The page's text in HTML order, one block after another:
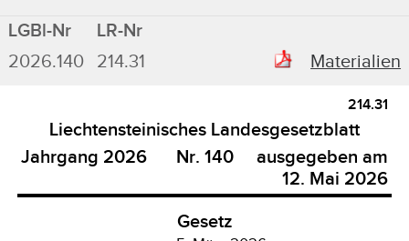
LGBl-Nr
LR-Nr
2026.140
214.31 Materialien